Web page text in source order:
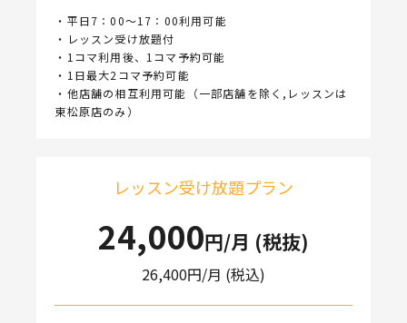
・平日7：00～17：00利用可能
・レッスン受け放題付
・1コマ利用後、1コマ予約可能
・1日最大2コマ予約可能
・他店舗の相互利用可能（一部店舗を除く,レッスンは
東松原店のみ）
レッスン受け放題プラン
24,000円/月 (税抜)
26,400円/月 (税込)